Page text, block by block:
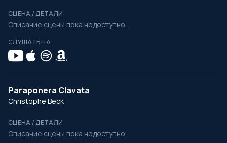
СЦЕНА / ДЕТАЛИ
Описание сцены пока недоступно.
СЛУШАТЬ НА
Paraponera Clavata
Christophe Beck
СЦЕНА / ДЕТАЛИ
Описание сцены пока недоступно.